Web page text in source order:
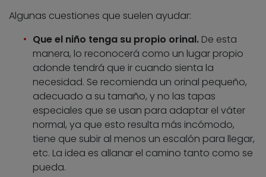
Algunas cuestiones que suelen ayudar:
Que el niño tenga su propio orinal. De esta
manera, lo reconocerá como un lugar propio
adonde tendrá que ir cuando sienta la
necesidad. Se recomienda un orinal pequeño,
adecuado a su tamaño, y no las tapas
especiales que se usan para adaptar el váter
normal, ya que esto resulta más incómodo,
tiene que subir al menos un escalón para llegar,
etc. La idea es allanar el camino tanto como se
pueda.